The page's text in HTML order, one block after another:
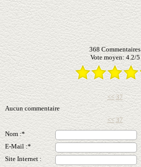
368Commentaires
Vote moyen: 4.2/5
<< 37
Aucun commentaire
<< 37
Nom :*
E-Mail :*
Site Internet :